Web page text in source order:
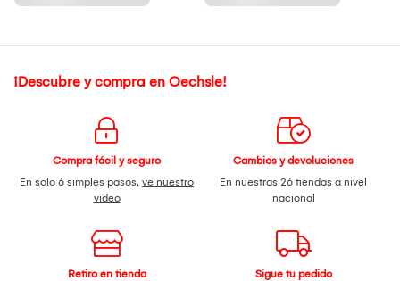
¡Descubre y compra en Oechsle!
Compra fácil y seguro
En solo 6 simples pasos, ve nuestro
video
Cambios y devoluciones
En nuestras 26 tiendas a nivel
nacional
Retiro en tienda
Sigue tu pedido